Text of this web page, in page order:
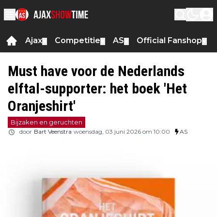
Ajax Competitie AS Official Fanshop
Must have voor de Nederlands
elftal-supporter: het boek 'Het
Oranjeshirt'
Bijzaken en geruchten
door Bart Veenstra woensdag, 03 juni 2026 om 10:00 AS